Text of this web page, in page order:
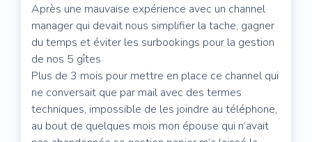
Après une mauvaise expérience avec un channel
manager qui devait nous simplifier la tache, gagner
du temps et éviter les surbookings pour la gestion
de nos 5 gîtes
Plus de 3 mois pour mettre en place ce channel qui
ne conversait que par mail avec des termes
techniques, impossible de les joindre au téléphone,
au bout de quelques mois mon épouse qui n’avait